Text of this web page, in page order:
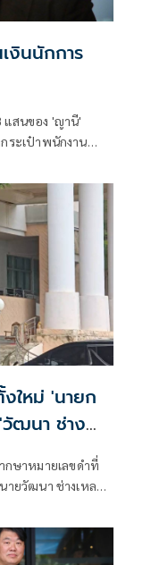
งินนักการ
แสนของ 'ญานี'
ระเป๋าพนักงาน
ใหม่ 'นายก
ฒนา ช่าง
ษาหมายเลขดำที่
ายวัฒนา ช่างเหลา
อบจ.ใหม่)